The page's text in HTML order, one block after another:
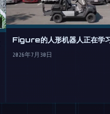
Figure的人形机器人正在学
2026年7月30日